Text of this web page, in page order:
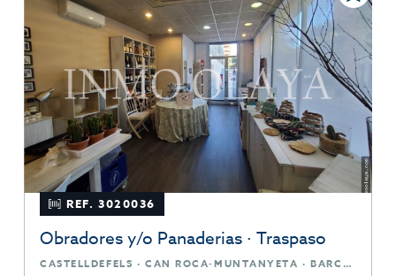
REF. 3020036
Obradores y/o Panaderias · Traspaso
CASTELLDEFELS · CAN ROCA-MUNTANYETA · BARCELONA